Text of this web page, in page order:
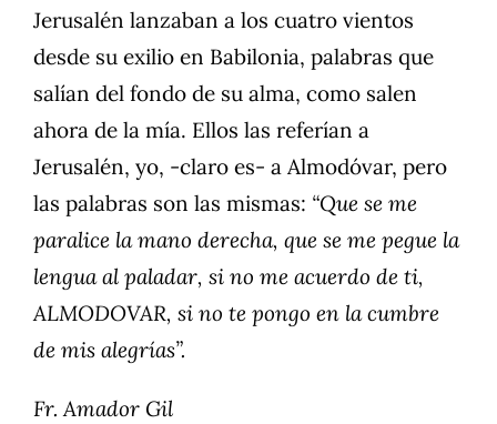
Jerusalén lanzaban a los cuatro vientos
desde su exilio en Babilonia, palabras que
salían del fondo de su alma, como salen
ahora de la mía. Ellos las referían a
Jerusalén, yo, -claro es- a Almodóvar, pero
las palabras son las mismas: “Que se me
paralice la mano derecha, que se me pegue la
lengua al paladar, si no me acuerdo de ti,
ALMODOVAR, si no te pongo en la cumbre
de mis alegrías”.
Fr. Amador Gil